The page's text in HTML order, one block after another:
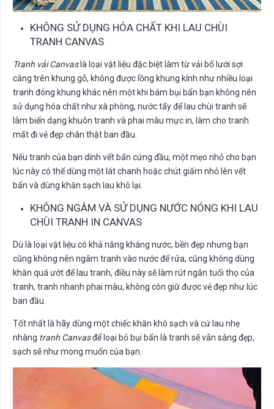
KHÔNG SỬ DỤNG HÓA CHẤT KHI LAU CHÙI
TRANH CANVAS
Tranh vải Canvaslà loại vật liệu đặc biệt làm từ vải bố lưới sợi
căng trên khung gỗ, không được lồng khung kính như nhiều loại
tranh đóng khung khác nên một khi bám bụi bẩn bạn không nên
sử dụng hóa chất như xà phòng, nước tẩy để lau chùi tranh sẽ
làm biến dạng khuôn tranh và phai màu mực in, làm cho tranh
mất đi vẻ đẹp chân thật ban đầu.
Nếu tranh của bạn dính vết bẩn cứng đầu, một mẹo nhỏ cho bạn
lúc này có thể dùng một lát chanh hoặc chút giấm nhỏ lên vết
bẩn và dùng khăn sạch lau khô lại.
KHÔNG NGÂM VÀ SỬ DỤNG NƯỚC NÓNG KHI LAU
CHÙI TRANH IN CANVAS
Dù là loại vật liệu có khả năng kháng nước, bền đẹp nhưng bạn
cũng không nên ngâm tranh vào nước để rửa, cũng không dùng
khăn quá ướt để lau tranh, điều này sẽ làm rút ngắn tuổi thọ của
tranh, tranh nhanh phai màu, không còn giữ được vẻ đẹp như lúc
ban đầu.
Tốt nhất là hãy dùng một chiếc khăn khô sạch và cứ lau nhẹ
nhàng tranh Canvasđể loại bỏ bụi bẩn là tranh sẽ vẫn sáng đẹp,
sạch sẽ như mong muốn của bạn.